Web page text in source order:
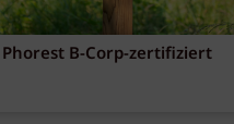
Phorest B-Corp-zertifiziert